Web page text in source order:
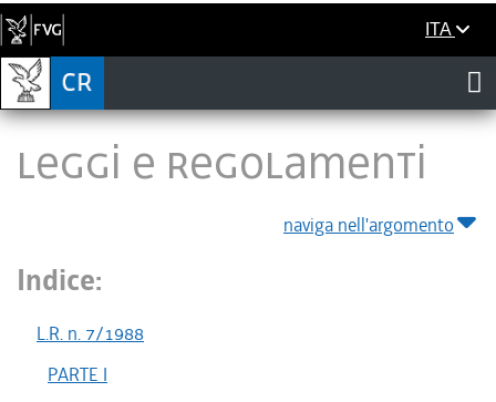
ITA
LEGGI E REGOLAMENTI
naviga nell'argomento
Indice:
L.R. n. 7/1988
PARTE I